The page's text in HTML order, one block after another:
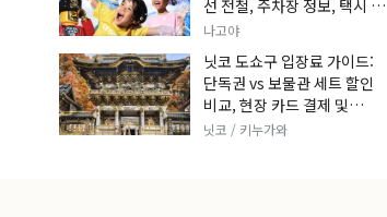
선 전철, 주차장 정보, 택시 요
금 및 입장권 예약 팁
나고야
닛코 도쇼구 입장료 가이드:
단독권 vs 보물관 세트 할인
비교, 현장 카드 결제 및
KKday 사전 예매 팁
닛코 / 키누가와